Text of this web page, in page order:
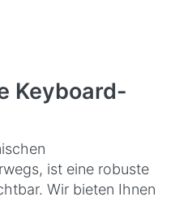
Keyboard-
ist eine robuste
Wir bieten Ihnen